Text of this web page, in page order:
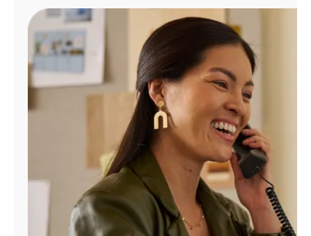
Administrar
cuenta
Encuentra
tienda